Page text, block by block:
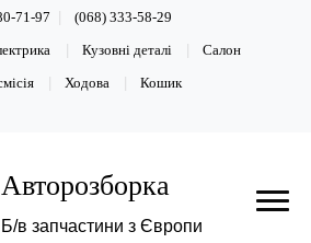
71-97 (068) 333-58-29
Кузовні деталі Салон
Ходова Кошик
Авторозборка
Б/в запчастини з Європи